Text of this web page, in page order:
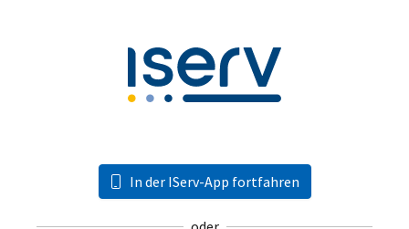
In der IServ-App fortfahren